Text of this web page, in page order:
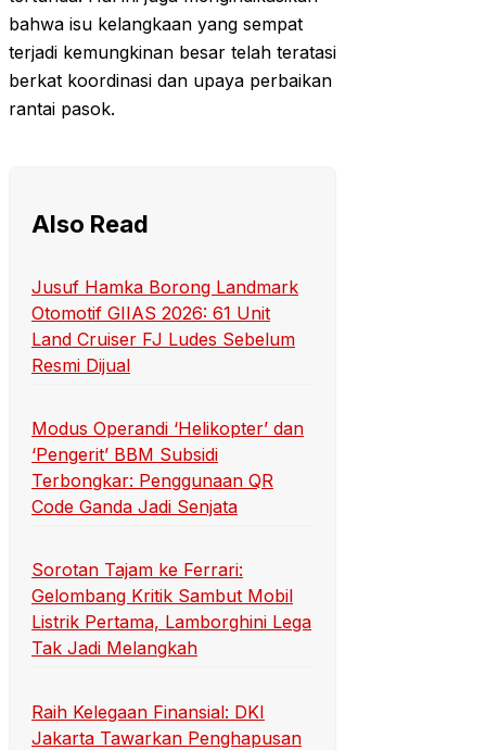
bahwa isu kelangkaan yang sempat
terjadi kemungkinan besar telah teratasi
berkat koordinasi dan upaya perbaikan
rantai pasok.
Also Read
Jusuf Hamka Borong Landmark
Otomotif GIIAS 2026: 61 Unit
Land Cruiser FJ Ludes Sebelum
Resmi Dijual
Modus Operandi ‘Helikopter’ dan
‘Pengerit’ BBM Subsidi
Terbongkar: Penggunaan QR
Code Ganda Jadi Senjata
Sorotan Tajam ke Ferrari:
Gelombang Kritik Sambut Mobil
Listrik Pertama, Lamborghini Lega
Tak Jadi Melangkah
Raih Kelegaan Finansial: DKI
Jakarta Tawarkan Penghapusan